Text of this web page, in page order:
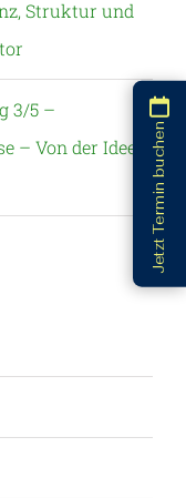
Struktur und
3/5 –
– Von der Idee
Jetzt Termin buchen